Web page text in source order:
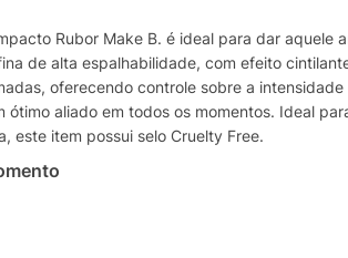
Rubor Make B. é ideal para dar
de alta espalhabilidade, com efeito
oferecendo controle sobre a
ótimo aliado em todos os momentos. Ideal
este item possui selo Cruelty Free.